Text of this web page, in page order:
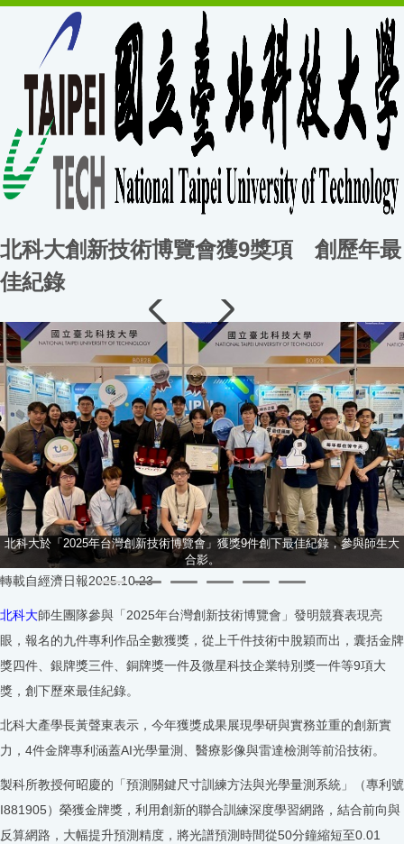
北科大創新技術博覽會獲9獎項 創歷年最
佳紀錄
北科大於「2025年台灣創新技術博覽會」獲獎9件創下最佳紀錄，參與師生大
合影。
轉載自經濟日報2025.10.23
北科大師生團隊參與「2025年台灣創新技術博覽會」發明競賽表現亮
眼，報名的九件專利作品全數獲獎，從上千件技術中脫穎而出，囊括金牌
獎四件、銀牌獎三件、銅牌獎一件及微星科技企業特別獎一件等9項大
獎，創下歷來最佳紀錄。
北科大產學長黃聲東表示，今年獲獎成果展現學研與實務並重的創新實
力，4件金牌專利涵蓋AI光學量測、醫療影像與雷達檢測等前沿技術。
製科所教授何昭慶的「預測關鍵尺寸訓練方法與光學量測系統」（專利號
I881905）榮獲金牌獎，利用創新的聯合訓練深度學習網路，結合前向與
反算網路，大幅提升預測精度，將光譜預測時間從50分鐘縮短至0.01